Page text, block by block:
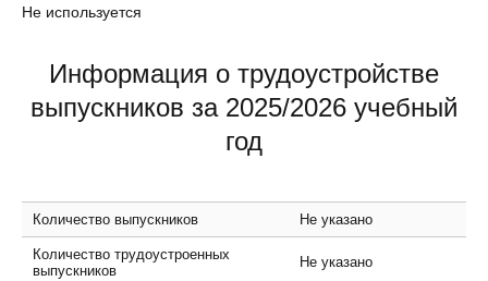
Не используется
Информация о трудоустройстве
выпускников за 2025/2026 учебный
год
Количество выпускников Не указано
Количество трудоустроенных
выпускников
Не указано